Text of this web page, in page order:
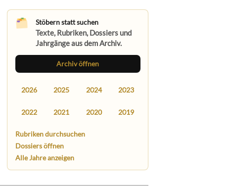
Stöbern statt suchen
Texte, Rubriken, Dossiers und
Jahrgänge aus dem Archiv.
Archiv öffnen
2026 2025 2024 2023
2022 2021 2020 2019
Rubriken durchsuchen
Dossiers öffnen
Alle Jahre anzeigen